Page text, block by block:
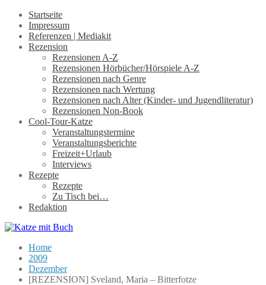
Startseite
Impressum
Referenzen | Mediakit
Rezension
Rezensionen A-Z
Rezensionen Hörbücher/Hörspiele A-Z
Rezensionen nach Genre
Rezensionen nach Wertung
Rezensionen nach Alter (Kinder- und Jugendliteratur)
Rezensionen Non-Book
Cool-Tour-Katze
Veranstaltungstermine
Veranstaltungsberichte
Freizeit+Urlaub
Interviews
Rezepte
Rezepte
Zu Tisch bei…
Redaktion
Home
2009
Dezember
[REZENSION] Sveland, Maria – Bitterfotze